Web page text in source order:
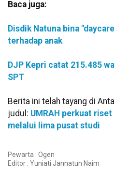
Baca juga:
Disdik Natuna bina
terhadap anak
DJP Kepri catat 215.485
SPT
Berita ini telah tayang di
judul: UMRAH perkuat
melalui lima pusat studi
Pewarta : Ogen
Editor : Yuniati Jannatun Naim